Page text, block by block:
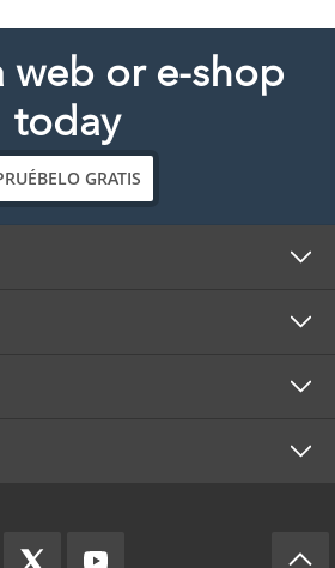
web or e-shop
today
GRATIS